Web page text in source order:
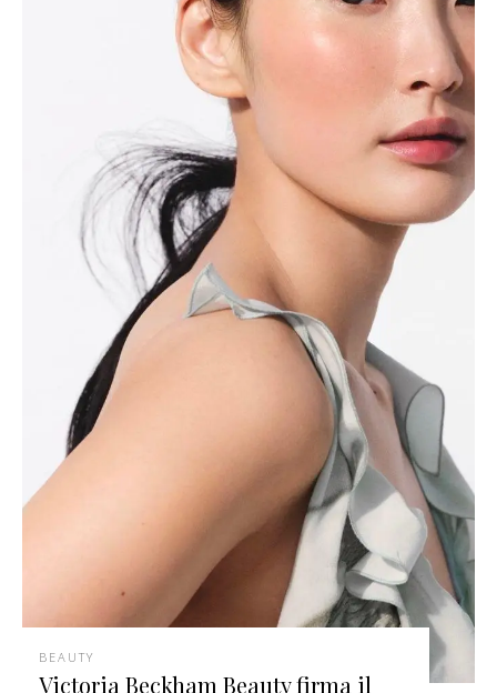
BEAUTY
Victoria Beckham Beauty firma il